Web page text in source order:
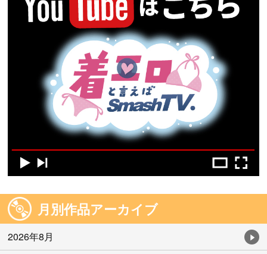
月別作品アーカイブ
2026年8月